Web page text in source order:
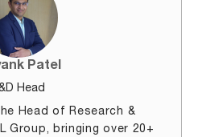
Patel
Head
Head of Research &
Group, bringing over 20+